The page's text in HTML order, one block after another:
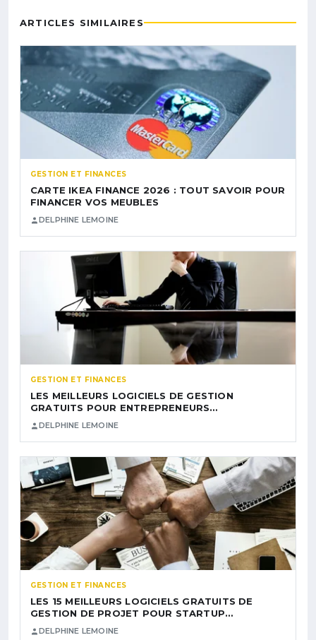
ARTICLES SIMILAIRES
GESTION ET FINANCES
CARTE IKEA FINANCE 2026 : TOUT SAVOIR POUR
FINANCER VOS MEUBLES
DELPHINE LEMOINE
GESTION ET FINANCES
LES MEILLEURS LOGICIELS DE GESTION
GRATUITS POUR ENTREPRENEURS…
DELPHINE LEMOINE
GESTION ET FINANCES
LES 15 MEILLEURS LOGICIELS GRATUITS DE
GESTION DE PROJET POUR STARTUP…
DELPHINE LEMOINE